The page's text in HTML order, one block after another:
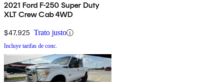
2021 Ford F-250 Super Duty
XLT Crew Cab 4WD
$47,925 Trato justo
Incluye tarifas de conc.